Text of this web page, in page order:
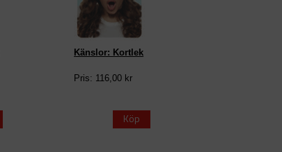
Känslor: Kortlek
Pris: 116,00 kr
Köp